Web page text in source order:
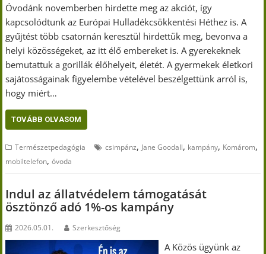
Óvodánk novemberben hirdette meg az akciót, így
kapcsolódtunk az Európai Hulladékcsökkentési Héthez is. A
gyűjtést több csatornán keresztül hirdettük meg, bevonva a
helyi közösségeket, az itt élő embereket is. A gyerekeknek
bemutattuk a gorillák élőhelyeit, életét. A gyermekek életkori
sajátosságainak figyelembe vételével beszélgettünk arról is,
hogy miért…
TOVÁBB OLVASOM
Természetpedagógia csimpánz, Jane Goodall, kampány, Komárom,
mobiltelefon,óvoda
Indul az állatvédelem támogatását
ösztönző adó 1%-os kampány
2026.05.01. Szerkesztőség
A Közös ügyünk az